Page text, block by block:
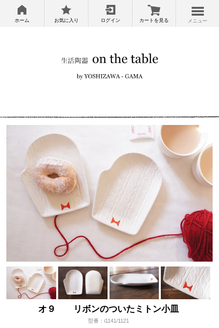
ホーム お気に入り ログイン カートを見る メニュー
オ９ リボンのついたミトン小皿
型番：i1141/1121